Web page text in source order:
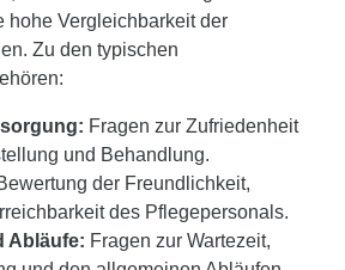
hohe Vergleichbarkeit der
Zu den typischen
Fragen zur Zufriedenheit
und Behandlung.
der Freundlichkeit,
des Pflegepersonals.
Abläufe: Fragen zur Wartezeit,